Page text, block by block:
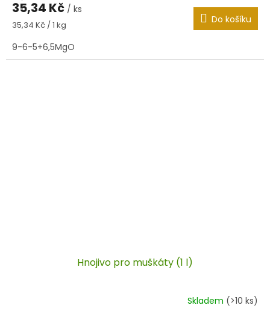
35,34 Kč / ks
Měrná
35,34 Kč / 1 kg Do košíku
9-6-5+6,5MgO
Hnojivo pro muškáty (1 l)
Skladem (>10 ks)